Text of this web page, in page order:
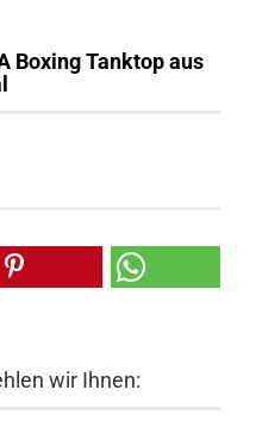
Boxing Tanktop aus
wir Ihnen: